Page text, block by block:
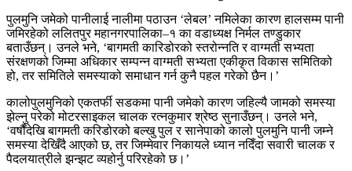
पुलमुनि जमेको पानीलाई नालीमा पठाउन ‘लेबल’ नमिलेका कारण हालसम्म पानी
जमिरहेको ललितपुर महानगरपालिका–१ का वडाध्यक्ष निर्मल तण्डुकार
बताउँछन्। उनले भने, ‘बागमती कारिडोरको स्तरोन्नति र वाग्मती सभ्यता
संरक्षणको जिम्मा अधिकार सम्पन्न वाग्मती सभ्यता एकीकृत विकास समितिको
हो, तर समितिले समस्याको समाधान गर्न कुनै पहल गरेको छैन।’
कालोपुलमुनिको एकतर्फी सडकमा पानी जमेको कारण जहिल्यै जामको समस्या
झेल्नु परेको मोटरसाइकल चालक रत्नकुमार श्रेष्ठ सुनाउँछन्। उनले भने,
‘वर्षौंदेखि बागमती करिडोरको बल्खु पुल र सानेपाको कालो पुलमुनि पानी जम्ने
समस्या देखिँदै आएको छ, तर जिम्मेवार निकायले ध्यान नदिँदा सवारी चालक र
पैदलयात्रीले झन्झट व्यहोर्नु परिरहेको छ।’